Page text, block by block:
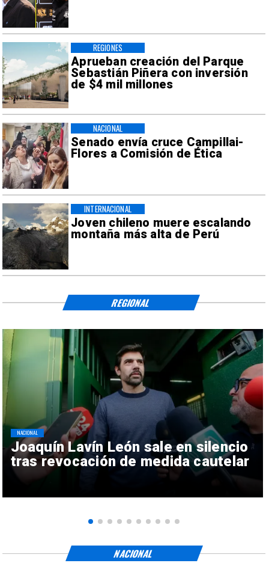
Aprueban creación del Parque
Sebastián Piñera con inversión
de $4 mil millones
REGIONES
Senado envía cruce Campillai-
Flores a Comisión de Ética
NACIONAL
Joven chileno muere escalando
montaña más alta de Perú
INTERNACIONAL
Joaquín Lavín León sale en silencio
tras revocación de medida cautelar
NACIONAL
REGIONAL
NACIONAL